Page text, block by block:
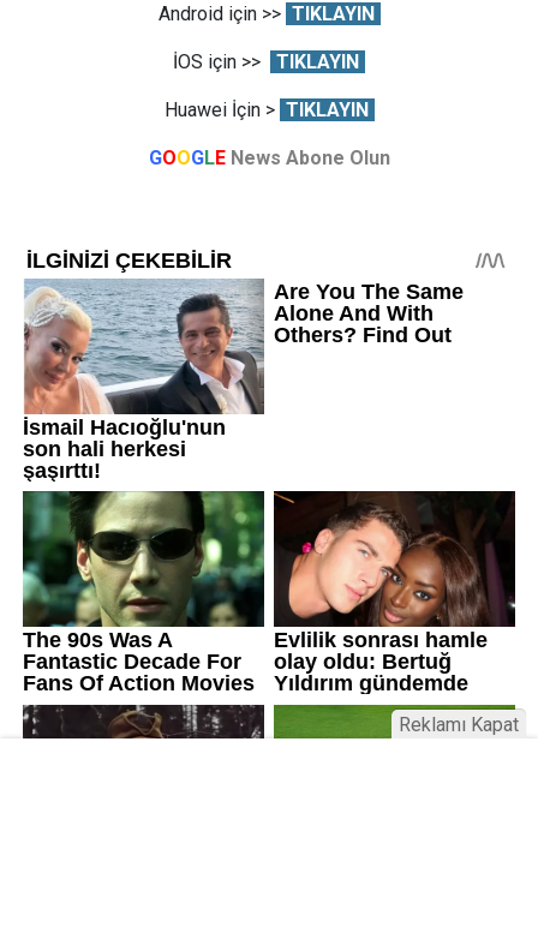
Android için >> TIKLAYIN
İOS için >> TIKLAYIN
Huawei İçin > TIKLAYIN
GOOGLE News Abone Olun
Reklamı Kapat